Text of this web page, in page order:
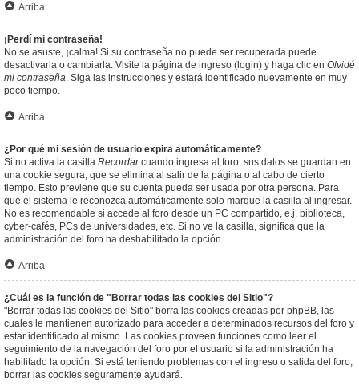
Arriba
¡Perdí mi contraseña!
No se asuste, ¡calma! Si su contraseña no puede ser recuperada puede
desactivarla o cambiarla. Visite la página de ingreso (login) y haga clic en Olvidé
mi contraseña. Siga las instrucciones y estará identificado nuevamente en muy
poco tiempo.
Arriba
¿Por qué mi sesión de usuario expira automáticamente?
Si no activa la casilla Recordarcuando ingresa al foro, sus datos se guardan en
una cookie segura, que se elimina al salir de la página o al cabo de cierto
tiempo. Esto previene que su cuenta pueda ser usada por otra persona. Para
que el sistema le reconozca automáticamente solo marque la casilla al ingresar.
No es recomendable si accede al foro desde un PC compartido, e.j. biblioteca,
cyber-cafés, PCs de universidades, etc. Si no ve la casilla, significa que la
administración del foro ha deshabilitado la opción.
Arriba
¿Cuál es la función de "Borrar todas las cookies del Sitio"?
"Borrar todas las cookies del Sitio" borra las cookies creadas por phpBB, las
cuales le mantienen autorizado para acceder a determinados recursos del foro y
estar identificado al mismo. Las cookies proveen funciones como leer el
seguimiento de la navegación del foro por el usuario si la administración ha
habilitado la opción. Si está teniendo problemas con el ingreso o salida del foro,
borrar las cookies seguramente ayudará.